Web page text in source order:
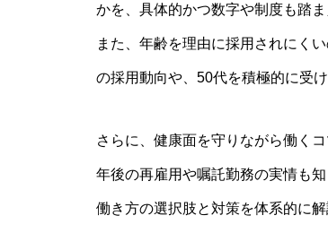
かを、具体的かつ数字や制度も踏
また、年齢を理由に採用されにく
の採用動向や、50代を積極的に受
さらに、健康面を守りながら働く
年後の再雇用や嘱託勤務の実情も
働き方の選択肢と対策を体系的に解